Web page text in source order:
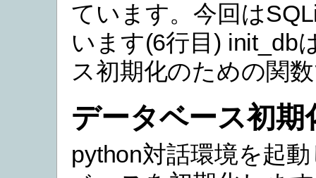
ています。今回は
います(6行目) init_db
ス初期化のための関
データベース初期
python対話環境を起